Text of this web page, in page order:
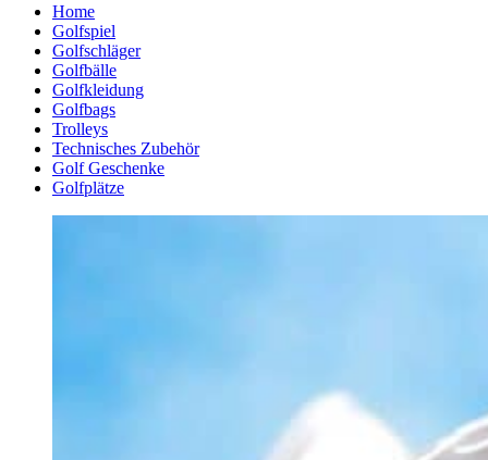
Home
Golfspiel
Golfschläger
Golfbälle
Golfkleidung
Golfbags
Trolleys
Technisches Zubehör
Golf Geschenke
Golfplätze